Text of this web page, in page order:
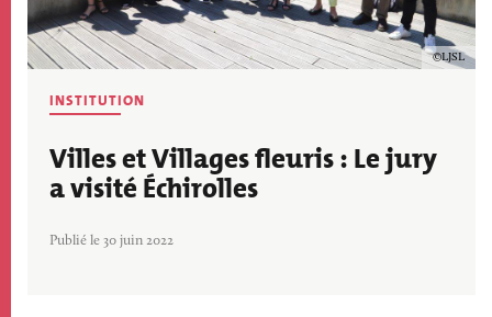
LJSL
INSTITUTION
Villes et Villages fleuris : Le jury
a visité Échirolles
Publié le 30 juin 2022